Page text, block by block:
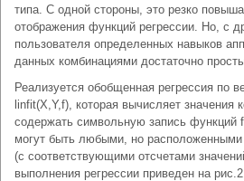
типа. С одной стороны, это резко
отображения функций регрессии. Но, с
пользователя определенных навыков
данных комбинациями достаточно
Реализуется обобщенная регрессия по
linfit(X,Y,f), которая вычисляет
содержать символьную запись функций
могут быть любыми, но расположенными
(с соответствующими отсчетами
выполнения регрессии приведен на